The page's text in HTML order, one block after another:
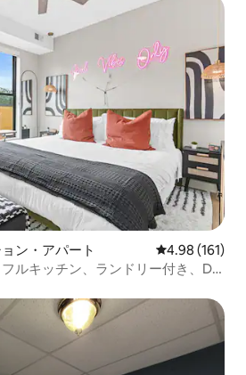
です。
ン・アパート レビュー161
4.98 (161)
ルキッチン、ランドリー付き、DT